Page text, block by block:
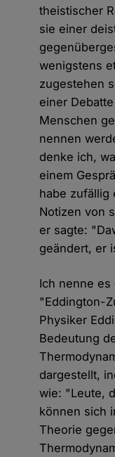
theistischer
sie einer
wenigstens
zugestehen
einer
Menschen
nennen
denke ich,
einem
habe zufällig
Notizen von
er sagte:
geändert, er
Ich nenne es
"Eddington-
Physiker
Bedeutung
dargestellt,
wie: "Leute,
können sich
Theorie